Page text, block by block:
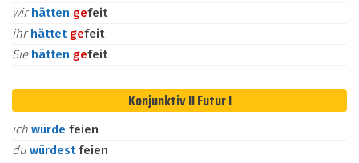
wirhätten gefeit
ihrhättet gefeit
Sie hätten gefeit
Konjunktiv II Futur I
ich würde feien
du würdestfeien